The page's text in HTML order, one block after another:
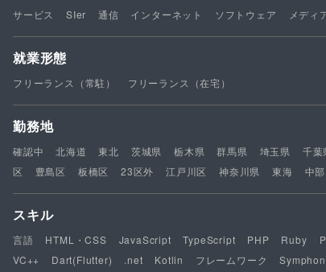
サービス SIer 通信 インターネット ソフトウェア メディ
就業形態
フリーランス（常駐） フリーランス（在宅）
勤務地
確認中 北海道 東北 茨城県 栃木県 群馬県 埼玉県 千葉
区
豊島区 板橋区 23区外 江戸川区 神奈川県 東海 中部
スキル
言語 HTML・CSS JavaScript TypeScript PHP Ruby
VC++
Dart(Flutter) .net Kotlin フレームワーク